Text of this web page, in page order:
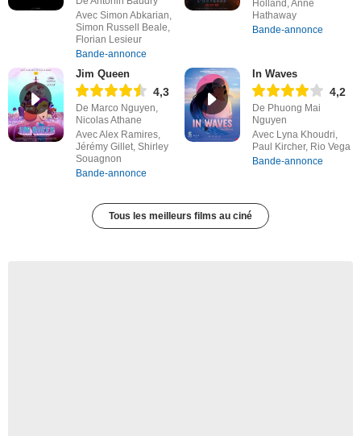
Avec Simon Abkarian,
Simon Russell Beale,
Florian Lesieur
Bande-annonce
Holland, Anne
Hathaway
Bande-annonce
Jim Queen
4,3
De Marco Nguyen,
Nicolas Athane
Avec Alex Ramires,
Jérémy Gillet, Shirley
Souagnon
Bande-annonce
In Waves
4,2
De Phuong Mai
Nguyen
Avec Lyna Khoudri,
Paul Kircher, Rio Vega
Bande-annonce
Tous les meilleurs films au ciné